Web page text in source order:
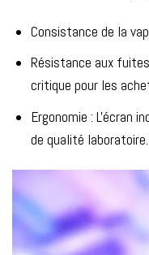
Consistance de la
Résistance aux
critique pour les
Ergonomie : L'écran
de qualité laboratoire.